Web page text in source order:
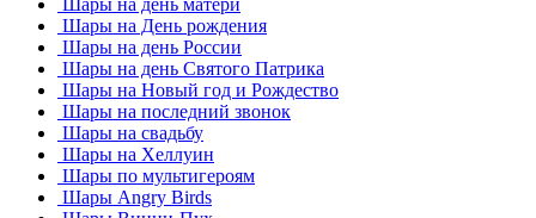
Шары на День рождения
Шары на день России
Шары на день Святого Патрика
Шары на Новый год и Рождество
Шары на последний звонок
Шары на свадьбу
Шары на Хеллуин
Шары по мультигероям
Шары Angry Birds